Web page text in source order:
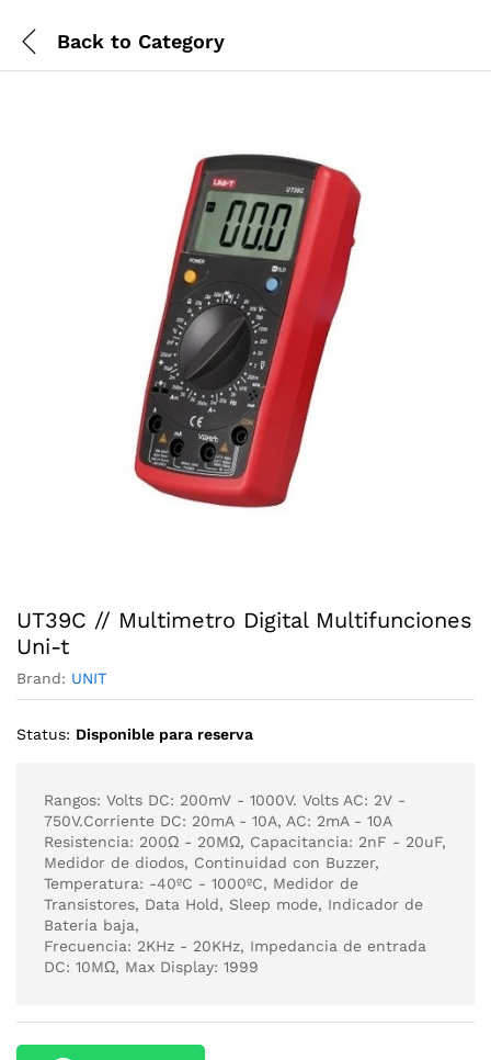
Back to Category
UT39C // Multimetro Digital Multifunciones
Uni-t
Brand: UNIT
Status: Disponible para reserva
Rangos: Volts DC: 200mV - 1000V. Volts AC: 2V -
750V.Corriente DC: 20mA - 10A, AC: 2mA - 10A
Resistencia: 200Ω - 20MΩ, Capacitancia: 2nF - 20uF,
Medidor de diodos, Continuidad con Buzzer,
Temperatura: -40ºC - 1000ºC, Medidor de
Transistores, Data Hold, Sleep mode, Indicador de
Batería baja,
Frecuencia: 2KHz - 20KHz, Impedancia de entrada
DC: 10MΩ, Max Display: 1999